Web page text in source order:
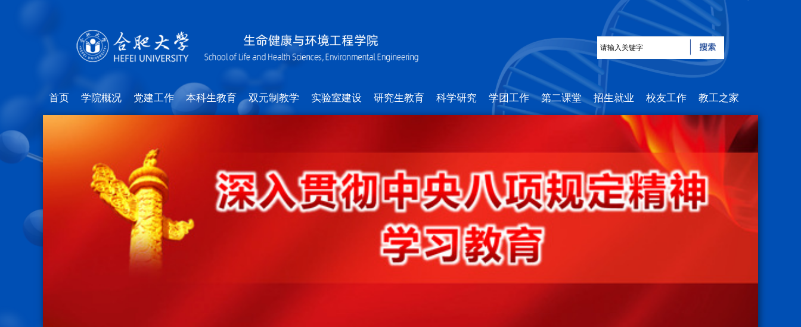
首页 学院概况 党建工作 本科生教育 双元制教学 实验室建设 研究生教育 科学研究 学团工作 第二课堂 招生就业 校友工作 教工之家